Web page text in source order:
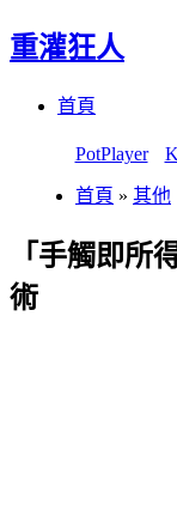
重灌狂人
首頁
PotPlayer
首頁 » 其他
「手觸即所
術